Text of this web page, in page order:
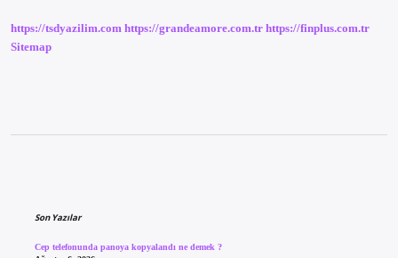
https://tsdyazilim.com https://grandeamore.com.tr https://finplus.com.tr
Sitemap
Son Yazılar
Cep telefonunda panoya kopyalandı ne demek ?